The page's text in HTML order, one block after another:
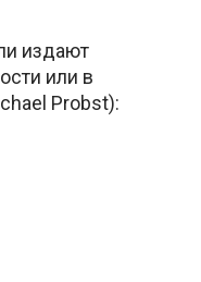
издают
или в
Probst):